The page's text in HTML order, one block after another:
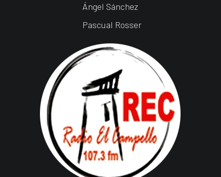
Ángel Sánchez
Pascual Rosser